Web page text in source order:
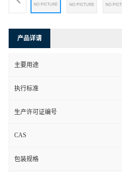
产品详请
主要用途
执行标准
生产许可证编号
CAS
包装规格